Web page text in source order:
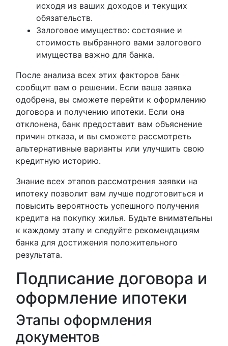
исходя из ваших доходов и текущих
обязательств.
Залоговое имущество: состояние и
стоимость выбранного вами залогового
имущества важно для банка.
После анализа всех этих факторов банк
сообщит вам о решении. Если ваша заявка
одобрена, вы сможете перейти к оформлению
договора и получению ипотеки. Если она
отклонена, банк предоставит вам объяснение
причин отказа, и вы сможете рассмотреть
альтернативные варианты или улучшить свою
кредитную историю.
Знание всех этапов рассмотрения заявки на
ипотеку позволит вам лучше подготовиться и
повысить вероятность успешного получения
кредита на покупку жилья. Будьте внимательны
к каждому этапу и следуйте рекомендациям
банка для достижения положительного
результата.
Подписание договора и
оформление ипотеки
Этапы оформления
документов